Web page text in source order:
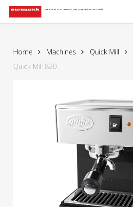
Skip
Home Machines Quick Mill
Quick Mill 820